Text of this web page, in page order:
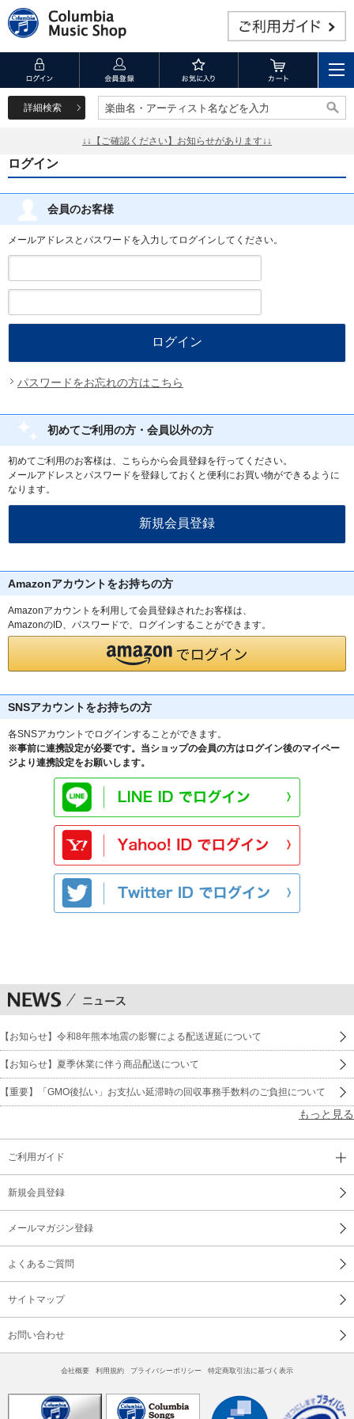
詳細検索 楽曲名・アーティスト名などを入力
楽曲名・アーティスト名などを入力
↓↓【ご確認ください】お知らせがあります↓↓
ログイン
会員のお客様
メールアドレスとパスワードを入力してログインしてください。
パスワードをお忘れの方はこちら
初めてご利用の方・会員以外の方
初めてご利用のお客様は、こちらから会員登録を行ってください。
メールアドレスとパスワードを登録しておくと便利にお買い物ができるように
なります。
Amazonアカウントをお持ちの方
Amazonアカウントを利用して会員登録されたお客様は、
AmazonのID、パスワードで、ログインすることができます。
SNSアカウントをお持ちの方
各SNSアカウントでログインすることができます。
※事前に連携設定が必要です。当ショップの会員の方はログイン後のマイペー
ジより連携設定をお願いします。
【お知らせ】令和8年熊本地震の影響による配送遅延について
【お知らせ】夏季休業に伴う商品配送について
【重要】「GMO後払い」お支払い延滞時の回収事務手数料のご負担について
もっと見る
ご利用ガイド
新規会員登録
メールマガジン登録
よくあるご質問
サイトマップ
お問い合わせ
会社概要 利用規約 プライバシーポリシー 特定商取引法に基づく表示